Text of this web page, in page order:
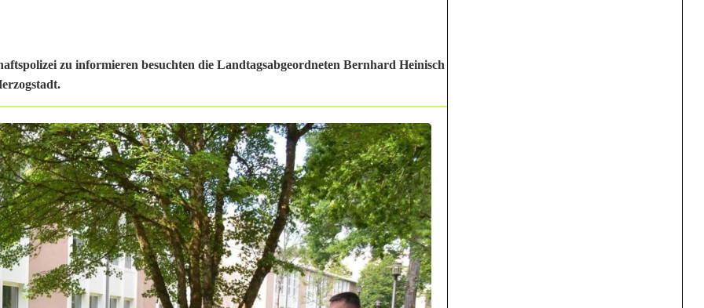
zu informieren besuchten die Landtagsabgeordneten Bernhard Heinisch